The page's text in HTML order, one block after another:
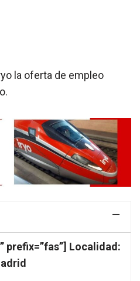
la oferta de empleo
prefix=”fas”] Localidad: